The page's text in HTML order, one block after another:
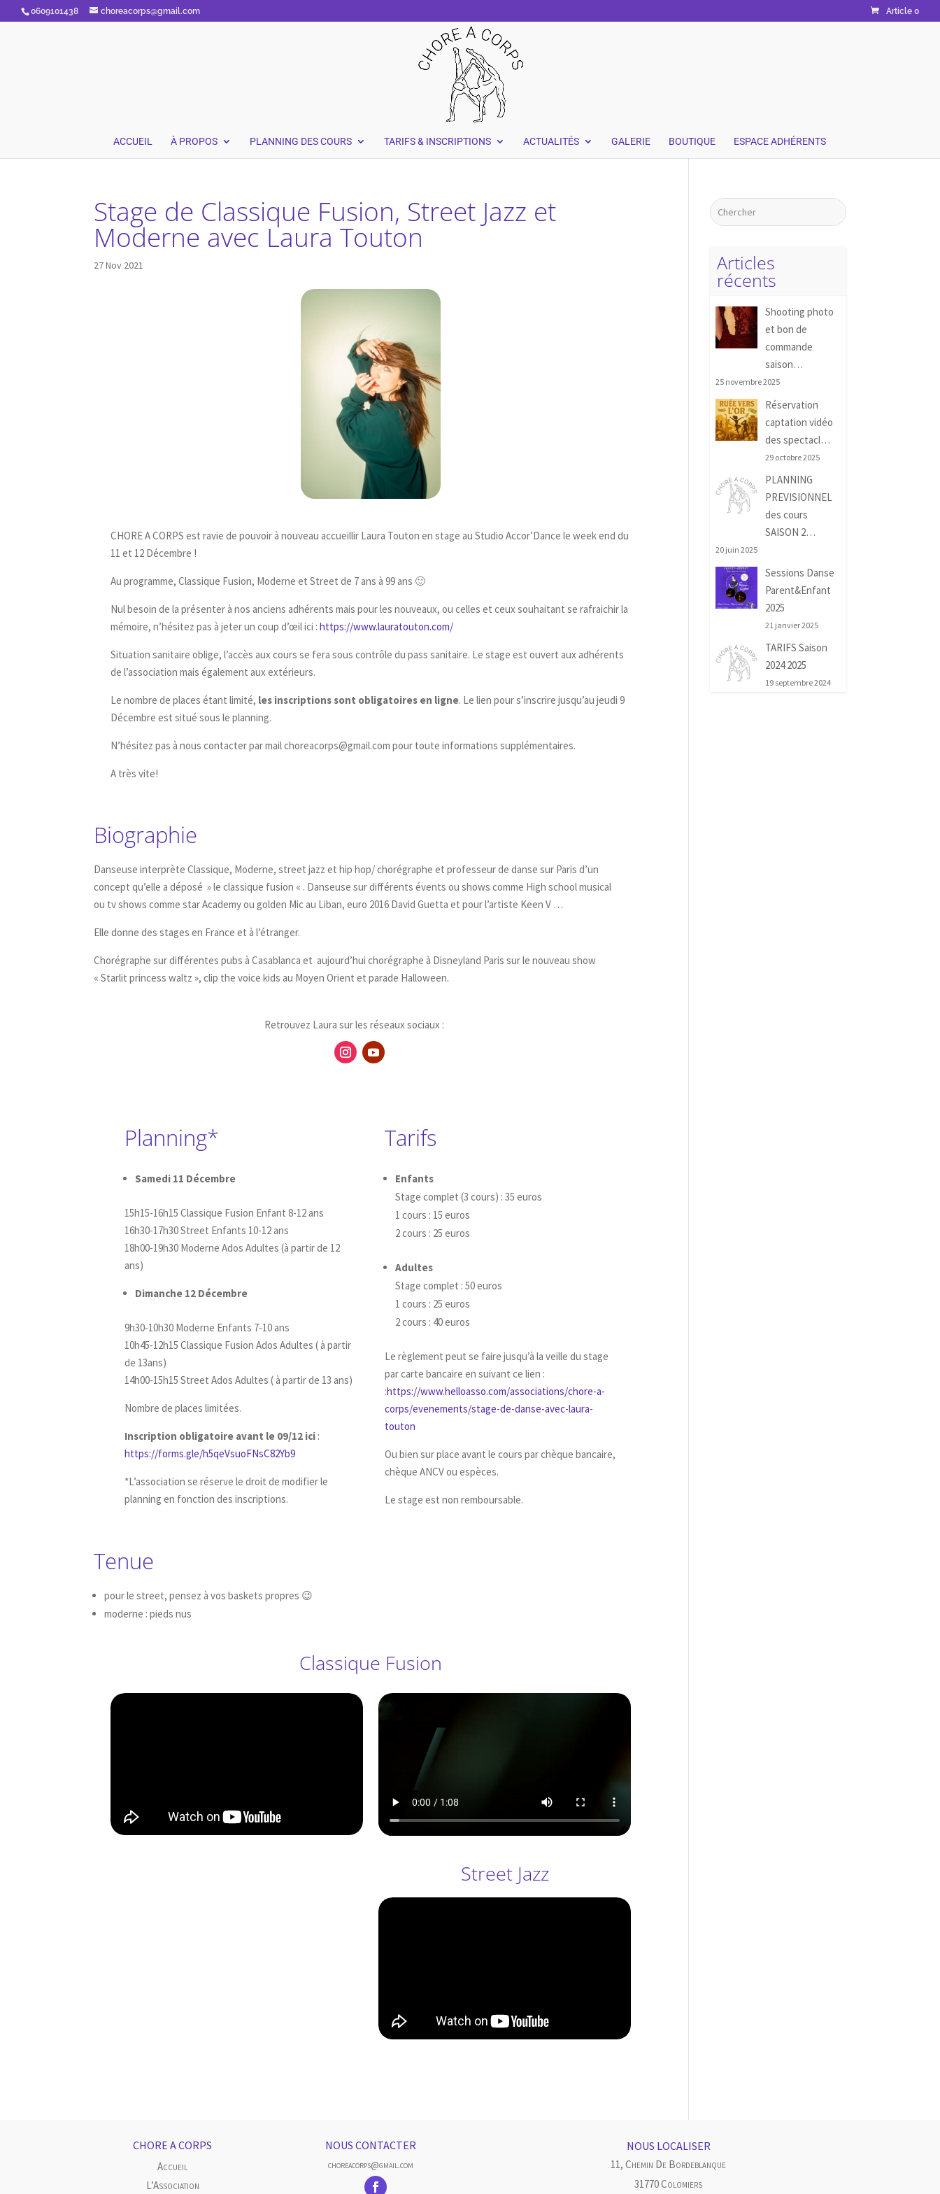
0609101438 choreacorps@gmail.com Article 0
ACCUEIL À PROPOS PLANNING DES COURS TARIFS & INSCRIPTIONS ACTUALITÉS GALERIE BOUTIQUE ESPACE ADHÉRENTS
Stage de Classique Fusion, Street Jazz et
Moderne avec Laura Touton
27 Nov 2021
CHORE A CORPS est ravie de pouvoir à nouveau accueillir Laura Touton en stage au Studio Accor’Dance le week end du
11 et 12 Décembre !
Au programme, Classique Fusion, Moderne et Street de 7 ans à 99 ans 🙂
Nul besoin de la présenter à nos anciens adhérents mais pour les nouveaux, ou celles et ceux souhaitant se rafraichir la
mémoire, n’hésitez pas à jeter un coup d’œil ici :https://www.lauratouton.com/
Situation sanitaire oblige, l’accès aux cours se fera sous contrôle du pass sanitaire. Le stage est ouvert aux adhérents
de l’association mais également aux extérieurs.
Le nombre de places étant limité, les inscriptions sont obligatoires en ligne. Le lien pour s’inscrire jusqu’au jeudi 9
Décembre est situé sous le planning.
N’hésitez pas à nous contacter par mail choreacorps@gmail.com pour toute informations supplémentaires.
A très vite!
Biographie
Danseuse interprète Classique, Moderne, street jazz et hip hop/ chorégraphe et professeur de danse sur Paris d’un
concept qu’elle a déposé » le classique fusion « . Danseuse sur différents évents ou shows comme High school musical
ou tv shows comme star Academy ou golden Mic au Liban, euro 2016 David Guetta et pour l’artiste Keen V …
Elle donne des stages en France et à l’étranger.
Chorégraphe sur différentes pubs à Casablanca et aujourd’hui chorégraphe à Disneyland Paris sur le nouveau show
« Starlit princess waltz »,clip the voice kids au Moyen Orient et parade Halloween.
Retrouvez Laura sur les réseaux sociaux :
Planning*
Samedi 11 Décembre
15h15-16h15 Classique Fusion Enfant 8-12 ans
16h30-17h30 Street Enfants 10-12 ans
18h00-19h30 Moderne Ados Adultes (à partir de 12
ans)
Dimanche 12 Décembre
9h30-10h30 Moderne Enfants 7-10 ans
10h45-12h15 Classique Fusion Ados Adultes ( à partir
de 13ans)
14h00-15h15 Street Ados Adultes ( à partir de 13 ans)
Nombre de places limitées.
Inscription obligatoire avant le 09/12 ici:
https://forms.gle/h5qeVsuoFNsC82Yb9
*L’association se réserve le droit de modifier le
planning en fonction des inscriptions.
Tarifs
Enfants
Stage complet (3 cours) : 35 euros
1 cours : 15 euros
2 cours : 25 euros
Adultes
Stage complet : 50 euros
1 cours : 25 euros
2 cours : 40 euros
Le règlement peut se faire jusqu’à la veille du stage
par carte bancaire en suivant ce lien :
:https://www.helloasso.com/associations/chore-a-
corps/evenements/stage-de-danse-avec-laura-
touton
Ou bien sur place avant le cours par chèque bancaire,
chèque ANCV ou espèces.
Le stage est non remboursable.
Tenue
pour le street, pensez à vos baskets propres 😉
moderne : pieds nus
Classique Fusion
Street Jazz
Articles
récents
Shooting photo
et bon de
commande
saison…
25 novembre 2025
Réservation
captation vidéo
des spectacl…
29 octobre 2025
PLANNING
PREVISIONNEL
des cours
SAISON 2…
20 juin 2025
Sessions Danse
Parent&Enfant
2025
21 janvier 2025
TARIFS Saison
2024 2025
19 septembre 2024
CHORE A CORPS
Accueil
L’Association
NOUS CONTACTER
choreacorps@gmail.com
NOUS LOCALISER
11, Chemin De Bordeblanque
31770 Colomiers